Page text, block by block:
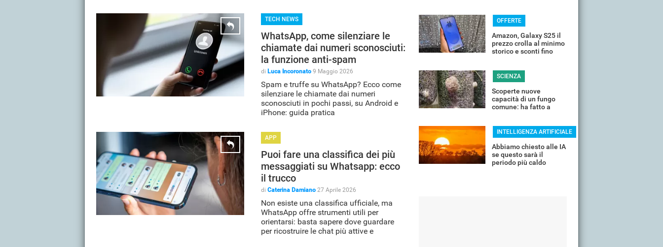
TECH NEWS
WhatsApp, come silenziare le
chiamate dai numeri sconosciuti:
la funzione anti-spam
di Luca Incoronato 9 Maggio 2026
Spam e truffe su WhatsApp? Ecco come
silenziare le chiamate dai numeri
sconosciuti in pochi passi, su Android e
iPhone: guida pratica
APP
Puoi fare una classifica dei più
messaggiati su Whatsapp: ecco
il trucco
di Caterina Damiano 27 Aprile 2026
Non esiste una classifica ufficiale, ma
WhatsApp offre strumenti utili per
orientarsi: basta sapere dove guardare
per ricostruire le chat più attive e
OFFERTE
Amazon, Galaxy S25 il
prezzo crolla al minimo
storico e sconti fino
SCIENZA
Scoperte nuove
capacità di un fungo
comune: ha fatto a
INTELLIGENZA ARTIFICIALE
Abbiamo chiesto alle IA
se questo sarà il
periodo più caldo